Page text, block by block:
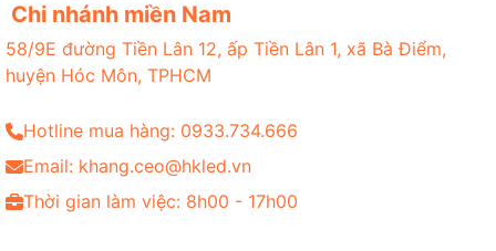
Chi nhánh miền Nam
58/9E đường Tiền Lân 12, ấp Tiền Lân 1, xã Bà Điểm,
huyện Hóc Môn, TPHCM
Hotline mua hàng: 0933.734.666
Email: khang.ceo@hkled.vn
Thời gian làm việc: 8h00 - 17h00